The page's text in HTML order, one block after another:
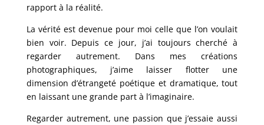
rapport à la réalité.
La vérité est devenue pour moi celle que l’on voulait
bien voir. Depuis ce jour, j’ai toujours cherché à
regarder autrement. Dans mes créations
photographiques, j’aime laisser flotter une
dimension d’étrangeté poétique et dramatique, tout
en laissant une grande part à l’imaginaire.
Regarder autrement, une passion que j’essaie aussi